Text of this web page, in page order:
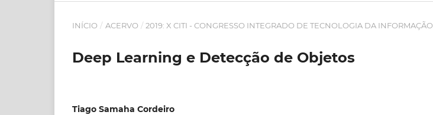
INÍCIO / ACERVO / 2019: X CITI - CONGRESSO INTEGRADO DE TECNOLOGIA DA INFORMAÇÃO
Deep Learning e Detecção de Objetos
Tiago Samaha Cordeiro